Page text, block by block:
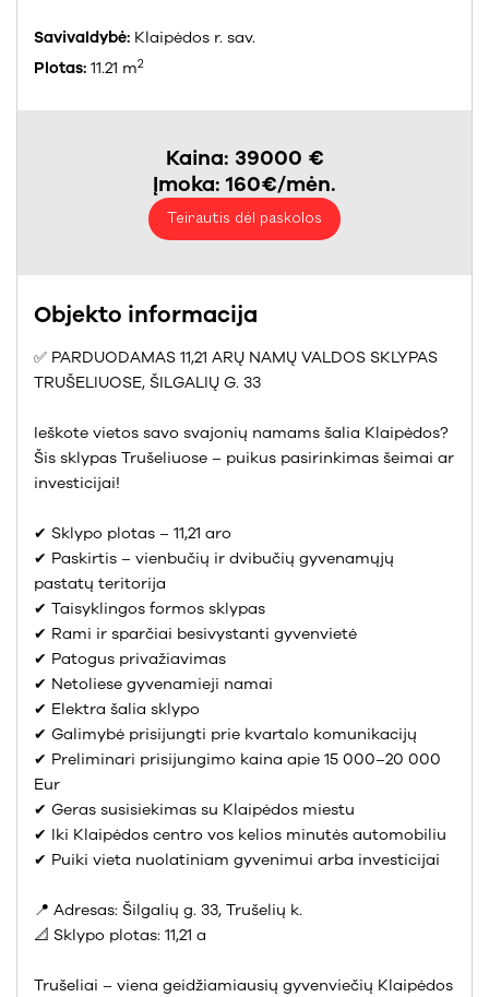
Savivaldybė: Klaipėdos r. sav.
Plotas: 11.21 m2
Kaina: 39000 €
Įmoka: 160€/mėn.
Teirautis dėl paskolos
Objekto informacija
✅ PARDUODAMAS 11,21 ARŲ NAMŲ VALDOS SKLYPAS
TRUŠELIUOSE, ŠILGALIŲ G. 33
Ieškote vietos savo svajonių namams šalia Klaipėdos?
Šis sklypas Trušeliuose – puikus pasirinkimas šeimai ar
investicijai!
✔ Sklypo plotas – 11,21 aro
✔ Paskirtis – vienbučių ir dvibučių gyvenamųjų
pastatų teritorija
✔ Taisyklingos formos sklypas
✔ Rami ir sparčiai besivystanti gyvenvietė
✔ Patogus privažiavimas
✔ Netoliese gyvenamieji namai
✔ Elektra šalia sklypo
✔ Galimybė prisijungti prie kvartalo komunikacijų
✔ Preliminari prisijungimo kaina apie 15 000–20 000
Eur
✔ Geras susisiekimas su Klaipėdos miestu
✔ Iki Klaipėdos centro vos kelios minutės automobiliu
✔ Puiki vieta nuolatiniam gyvenimui arba investicijai
📍 Adresas: Šilgalių g. 33, Trušelių k.
📐 Sklypo plotas: 11,21 a
Trušeliai – viena geidžiamiausių gyvenviečių Klaipėdos